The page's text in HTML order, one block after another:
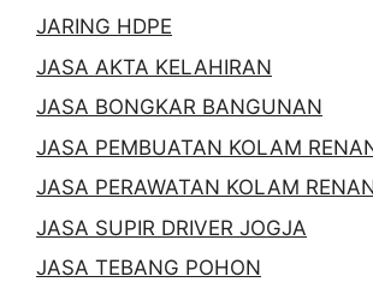
JARING HDPE
JASA AKTA KELAHIRAN
JASA BONGKAR BANGUNAN
JASA PEMBUATAN KOLAM
JASA PERAWATAN KOLAM
JASA SUPIR DRIVER JOGJA
JASA TEBANG POHON